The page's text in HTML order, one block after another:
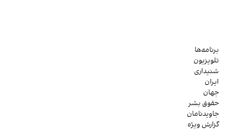
برنامه‌ها
تلویزیون
شنیداری
ایران
جهان
حقوق بشر
جاویدنامان
گزارش ویژه